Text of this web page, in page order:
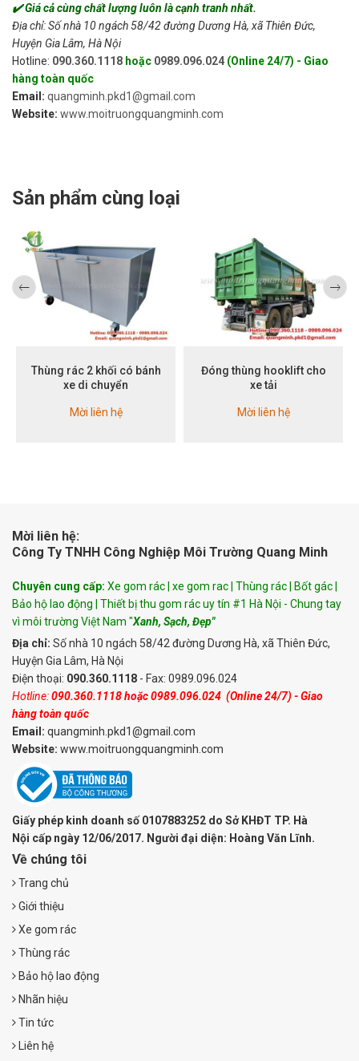
✔️ Giá cả cùng chất lượng luôn là cạnh tranh nhất.
Địa chỉ: Số nhà 10 ngách 58/42 đường Dương Hà, xã Thiên Đức,
Huyện Gia Lâm, Hà Nội
Hotline: 090.360.1118 hoặc 0989.096.024 (Online 24/7) - Giao
hàng toàn quốc
Email: quangminh.pkd1@gmail.com
Website: www.moitruongquangminh.com
Sản phẩm cùng loại
Thùng rác 2 khối có bánh
xe di chuyển
Mời liên hệ
Đóng thùng hooklift cho
xe tải
Mời liên hệ
Mời liên hệ:
Công Ty TNHH Công Nghiệp Môi Trường Quang Minh
Chuyên cung cấp: Xe gom rác | xe gom rac | Thùng rác | Bốt gác |
Bảo hộ lao động | Thiết bị thu gom rác uy tín #1 Hà Nội - Chung tay
vì môi trường Việt Nam "Xanh, Sạch, Đẹp"
Địa chỉ: Số nhà 10 ngách 58/42 đường Dương Hà, xã Thiên Đức,
Huyện Gia Lâm, Hà Nội
Điện thoại: 090.360.1118 - Fax: 0989.096.024
Hotline:090.360.1118hoặc0989.096.024 (Online 24/7) - Giao
hàng toàn quốc
Email: quangminh.pkd1@gmail.com
Website: www.moitruongquangminh.com
Giấy phép kinh doanh số 0107883252 do Sở KHĐT TP. Hà
Nội cấp ngày 12/06/2017. Người đại diện: Hoàng Văn Lĩnh.
Về chúng tôi
Trang chủ
Giới thiệu
Xe gom rác
Thùng rác
Bảo hộ lao động
Nhãn hiệu
Tin tức
Liên hệ